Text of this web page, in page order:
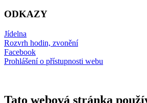
ODKAZY
Jídelna
Rozvrh hodin, zvonění
Facebook
Prohlášení o přístupnosti webu
Tato webová stránka